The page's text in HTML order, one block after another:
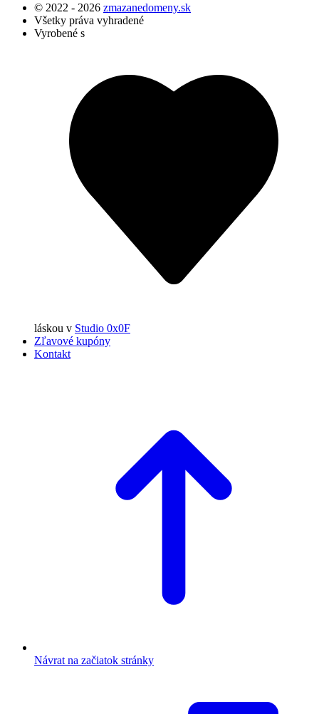
© 2022 - 2026 zmazanedomeny.sk
Všetky práva vyhradené
Vyrobené s
láskou v Studio 0x0F
Zľavové kupóny
Kontakt
Návrat na začiatok stránky